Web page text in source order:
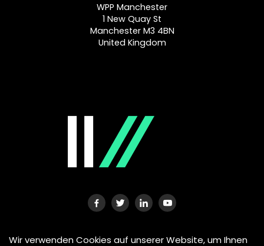
Wir verwenden Cookies auf unserer Website, um Ihnen
WPP Manchester
1 New Quay St
Manchester M3 4BN
United Kingdom
©2026